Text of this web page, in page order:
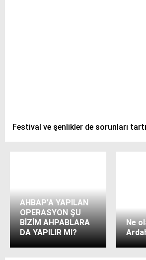
Festival ve şenlikler de sorunları
AHBAP’A YAPILAN
OPERASYON ŞU
BİZİM AHPABLARA
DA YAPILIR MI?
Ne